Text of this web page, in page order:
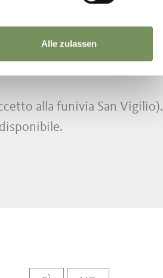
Alle zulassen
alla funivia San Vigilio).